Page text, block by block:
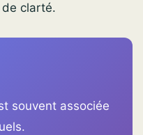
clarté.
souvent associée